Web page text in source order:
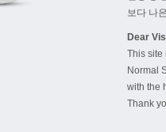
보다 나
Dear
This site
Normal
with the
Thank